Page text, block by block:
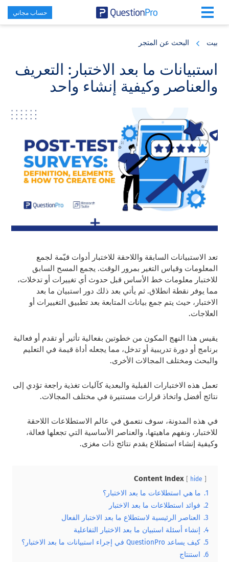
content
sidebar
حساب مجاني
بيت البحث عن المتجر
استبيانات ما بعد الاختبار: التعريف
والعناصر وكيفية إنشاء واحد
تعد الاستبيانات السابقة واللاحقة للاختبار أدوات قيّمة لجمع
المعلومات وقياس التغير بمرور الوقت. يجمع المسح السابق
للاختبار معلومات خط الأساس قبل حدوث أي تغييرات أو تدخلات،
مما يوفر نقطة انطلاق. ثم يأتي بعد ذلك دور استبيان ما بعد
الاختبار، حيث يتم جمع بيانات المتابعة بعد تطبيق التغييرات أو
العلاجات.
يقيس هذا النهج المكون من خطوتين بفعالية تأثير أو تقدم أو فعالية
برنامج أو دورة تدريبية أو تدخل، مما يجعله أداة قيمة في التعليم
والبحث ومختلف المجالات الأخرى.
تعمل هذه الاختبارات القبلية والبعدية كآليات تغذية راجعة تؤدي إلى
نتائج أفضل واتخاذ قرارات مستنيرة في مختلف المجالات.
في هذه المدونة، سوف نتعمق في عالم الاستطلاعات اللاحقة
للاختبار، ونفهم ماهيتها، والعناصر الأساسية التي تجعلها فعالة،
وكيفية إنشاء استطلاع يقدم نتائج ذات مغزى.
Content Index hide
1. ما هي استطلاعات ما بعد الاختبار؟
2. فوائد استطلاعات ما بعد الاختبار
3. العناصر الرئيسية لاستطلاع ما بعد الاختبار الفعال
4. إنشاء أسئلة استبيان ما بعد الاختبار التفاعلية
5. كيف يساعد QuestionPro في إجراء استبيانات ما بعد الاختبار؟
6. استنتاج